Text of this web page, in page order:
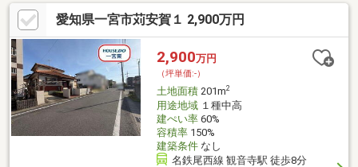
愛知県一宮市苅安賀１ 2,900万円
2,900万円
（坪単価:-）
土地面積201m2
用途地域１種中高
建ぺい率60%
容積率150%
建築条件なし
名鉄尾西線 観音寺駅 徒歩8分